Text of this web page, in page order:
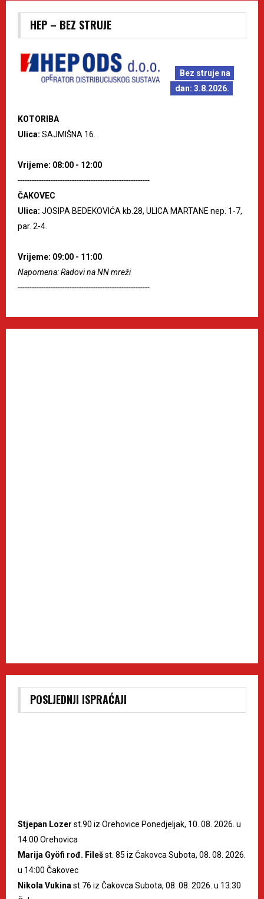
HEP – BEZ STRUJE
Bez struje na
dan: 3.8.2026.
KOTORIBA
Ulica: SAJMIŠNA 16.
Vrijeme: 08:00 - 12:00
--------------------------------------------------------
ČAKOVEC
Ulica: JOSIPA BEDEKOVIĆA kb.28, ULICA MARTANE nep. 1-7,
par. 2-4.
Vrijeme: 09:00 - 11:00
Napomena: Radovi na NN mreži
--------------------------------------------------------
POSLJEDNJI ISPRAĆAJI
Stjepan Lozer st.90 iz Orehovice Ponedjeljak, 10. 08. 2026. u
14:00 Orehovica
Marija Gyöfi rođ. Filešst. 85 iz Čakovca Subota, 08. 08. 2026.
u 14:00 Čakovec
Nikola Vukina st.76 iz Čakovca Subota, 08. 08. 2026. u 13:30